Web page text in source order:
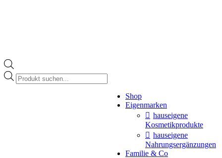
Products
search
Shop
Eigenmarken
hauseigene
Kosmetikprodukte
hauseigene
Nahrungsergänzungen
Familie & Co